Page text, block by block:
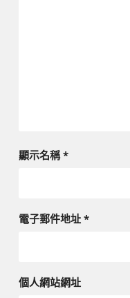
顯示名稱*
電子郵件地址 *
個人網站網址